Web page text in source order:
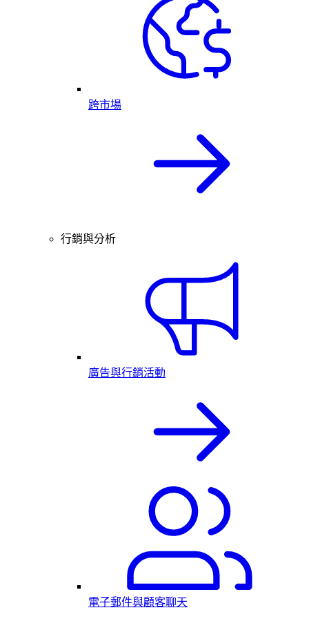
跨市場
行銷與分析
廣告與行銷活動
電子郵件與顧客聊天